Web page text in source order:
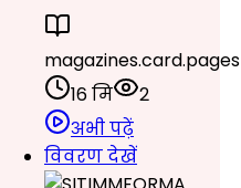
magazines.card.pages
16 मि
2
अभी पढ़ें
विवरण देखें